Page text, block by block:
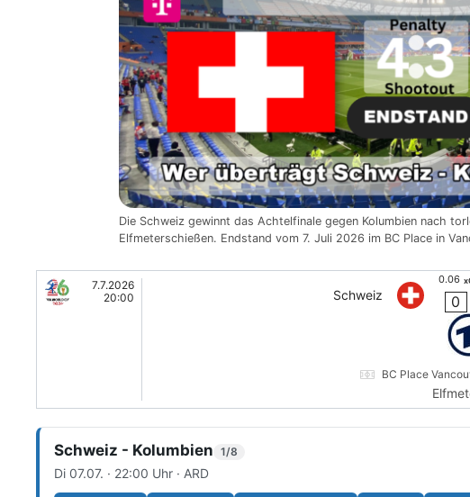
Die Schweiz gewinnt das Achtelfinale gegen Kolumbien nach
Elfmeterschießen. Endstand vom 7. Juli 2026 im BC Place in
7.7.2026
20:00
Schweiz
0.06
0
BC Place
Schweiz - Kolumbien 1/8
Di 07.07. · 22:00 Uhr · ARD